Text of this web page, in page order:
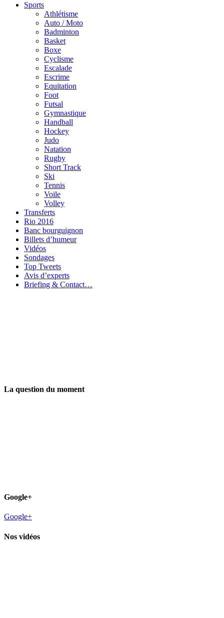
Sports
Athlétisme
Auto / Moto
Badminton
Basket
Boxe
Cyclisme
Escalade
Escrime
Equitation
Foot
Futsal
Gymnastique
Handball
Hockey
Judo
Natation
Rugby
Short Track
Ski
Tennis
Voile
Volley
Transferts
Rio 2016
Banc bourguignon
Billets d’humeur
Vidéos
Sondages
Top Tweets
Avis d’experts
Briefing & Contact…
La question du moment
Google+
Google+
Nos vidéos